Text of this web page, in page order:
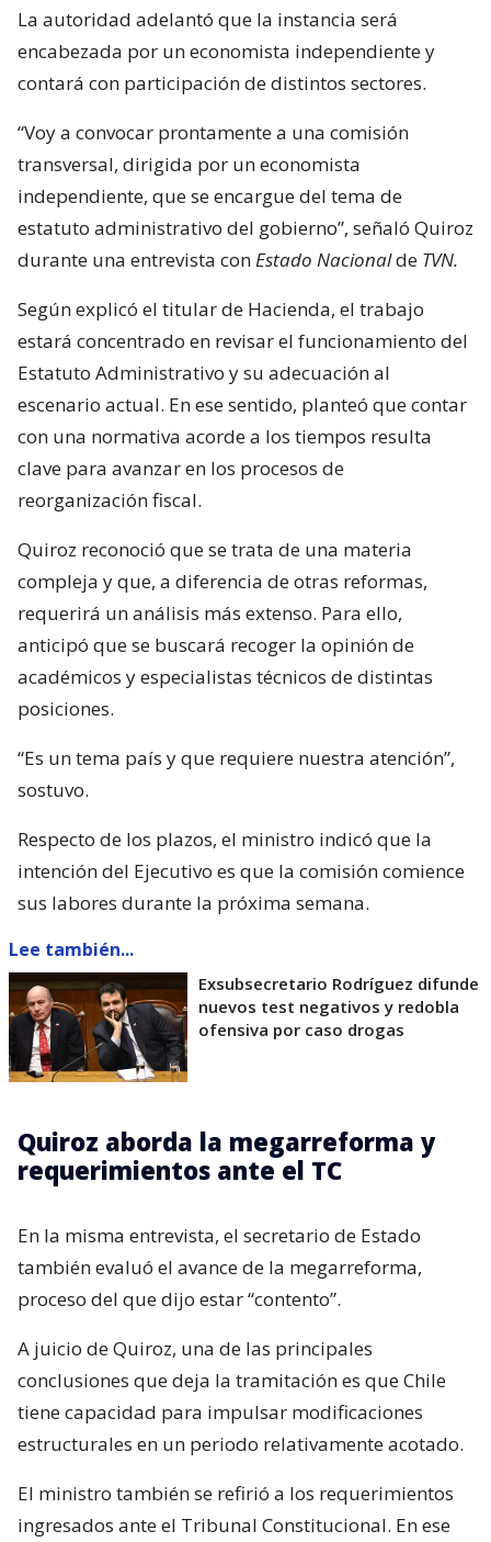
La autoridad adelantó que la instancia será
encabezada por un economista independiente y
contará con participación de distintos sectores.
“Voy a convocar prontamente a una comisión
transversal, dirigida por un economista
independiente, que se encargue del tema de
estatuto administrativo del gobierno”, señaló Quiroz
durante una entrevista con Estado Nacionalde TVN.
Según explicó el titular de Hacienda, el trabajo
estará concentrado en revisar el funcionamiento del
Estatuto Administrativo y su adecuación al
escenario actual. En ese sentido, planteó que contar
con una normativa acorde a los tiempos resulta
clave para avanzar en los procesos de
reorganización fiscal.
Quiroz reconoció que se trata de una materia
compleja y que, a diferencia de otras reformas,
requerirá un análisis más extenso. Para ello,
anticipó que se buscará recoger la opinión de
académicos y especialistas técnicos de distintas
posiciones.
“Es un tema país y que requiere nuestra atención”,
sostuvo.
Respecto de los plazos, el ministro indicó que la
intención del Ejecutivo es que la comisión comience
sus labores durante la próxima semana.
Lee también...
Exsubsecretario Rodríguez difunde
nuevos test negativos y redobla
ofensiva por caso drogas
Quiroz aborda la megarreforma y
requerimientos ante el TC
En la misma entrevista, el secretario de Estado
también evaluó el avance de la megarreforma,
proceso del que dijo estar “contento”.
A juicio de Quiroz, una de las principales
conclusiones que deja la tramitación es que Chile
tiene capacidad para impulsar modificaciones
estructurales en un periodo relativamente acotado.
El ministro también se refirió a los requerimientos
ingresados ante el Tribunal Constitucional. En ese